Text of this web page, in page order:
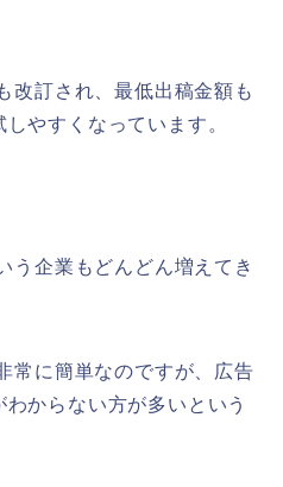
改訂され、最低出稿金額も
やすくなっています。
う企業もどんどん増えてき
常に簡単なのですが、広告
からない方が多いという